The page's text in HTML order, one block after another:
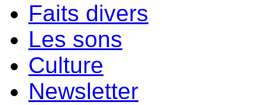
Faits divers
Les sons
Culture
Newsletter